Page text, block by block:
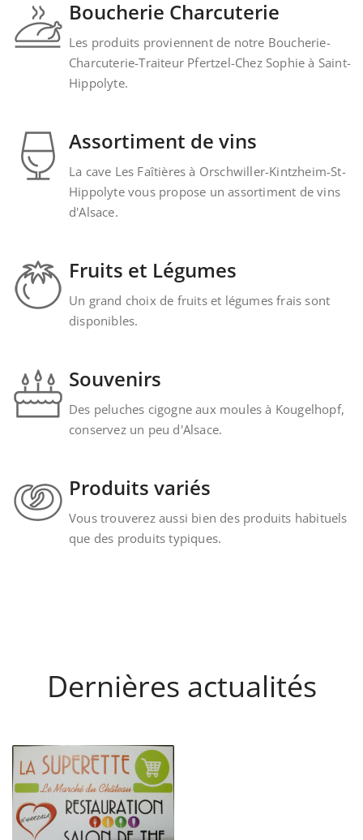
Boucherie Charcuterie
Les produits proviennent de notre Boucherie-
Charcuterie-Traiteur Pfertzel-Chez Sophie à Saint-
Hippolyte.
Assortiment de vins
La cave Les Faîtières à Orschwiller-Kintzheim-St-
Hippolyte vous propose un assortiment de vins
d'Alsace.
Fruits et Légumes
Un grand choix de fruits et légumes frais sont
disponibles.
Souvenirs
Des peluches cigogne aux moules à Kougelhopf,
conservez un peu d'Alsace.
Produits variés
Vous trouverez aussi bien des produits habituels
que des produits typiques.
Dernières actualités